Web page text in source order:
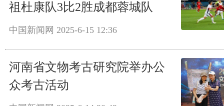
祖杜康队3比2胜成都蓉城队
中国新闻网 2025-6-15 12:36
河南省文物考古研究院举办公
众考古活动